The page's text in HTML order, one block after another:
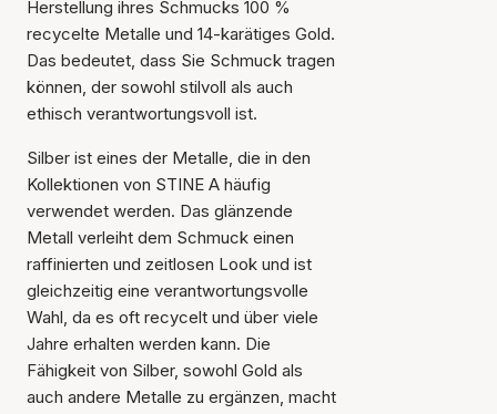
Herstellung ihres Schmucks 100 %
recycelte Metalle und 14-karätiges Gold.
Das bedeutet, dass Sie Schmuck tragen
können, der sowohl stilvoll als auch
ethisch verantwortungsvoll ist.
Silber ist eines der Metalle, die in den
Kollektionen von STINE A häufig
verwendet werden. Das glänzende
Metall verleiht dem Schmuck einen
raffinierten und zeitlosen Look und ist
gleichzeitig eine verantwortungsvolle
Wahl, da es oft recycelt und über viele
Jahre erhalten werden kann. Die
Fähigkeit von Silber, sowohl Gold als
auch andere Metalle zu ergänzen, macht